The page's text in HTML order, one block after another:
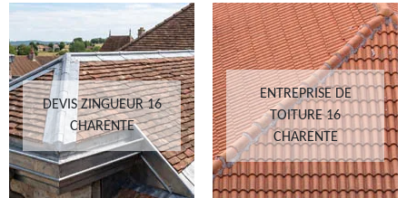
DEVIS ZINGUEUR 16
CHARENTE
ENTREPRISE DE
TOITURE 16
CHARENTE